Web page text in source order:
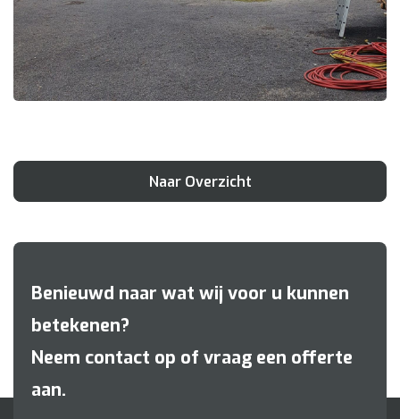
Naar Overzicht
Benieuwd naar wat wij voor u kunnen
betekenen?
Neem contact op of vraag een offerte
aan.